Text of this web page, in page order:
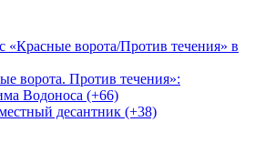
«Красные ворота/Против течения» в
ворота. Против течения»:
Водоноса (+66)
десантник (+38)